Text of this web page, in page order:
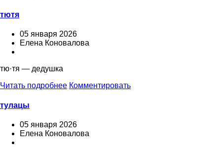
тютя
05 января 2026
Елена Коновалова
тю·тя — дедушка
Читать подробнее Комментировать
тулацы
05 января 2026
Елена Коновалова